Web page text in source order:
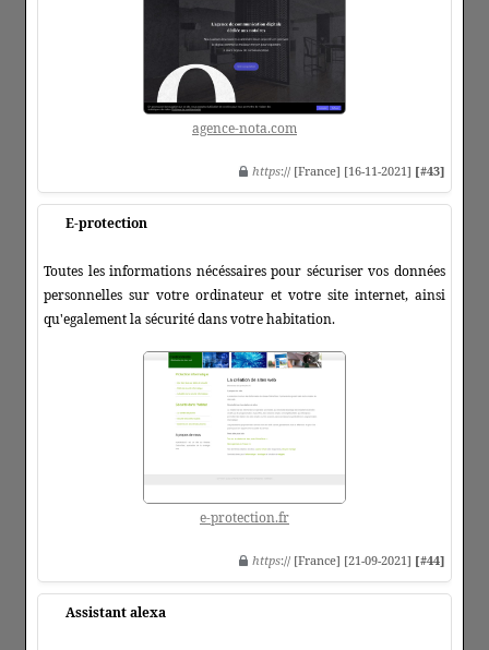
agence-nota.com
https:// [France] [16-11-2021] [#43]
E-protection
Toutes les informations nécéssaires pour sécuriser vos données
personnelles sur votre ordinateur et votre site internet, ainsi
qu'egalement la sécurité dans votre habitation.
e-protection.fr
https:// [France] [21-09-2021] [#44]
Assistant alexa